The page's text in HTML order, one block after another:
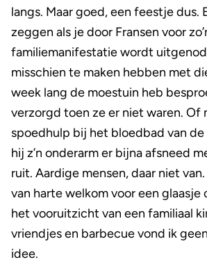
langs. Maar goed, een feestje dus.
zeggen als je door Fransen voor
familiemanifestatie wordt
misschien te maken hebben met
week lang de moestuin heb
verzorgd toen ze er niet waren. Of
spoedhulp bij het bloedbad van
hij z’n onderarm er bijna afsneed
ruit. Aardige mensen, daar niet
van harte welkom voor een glaasje
het vooruitzicht van een familiaal
vriendjes en barbecue vond ik
idee.